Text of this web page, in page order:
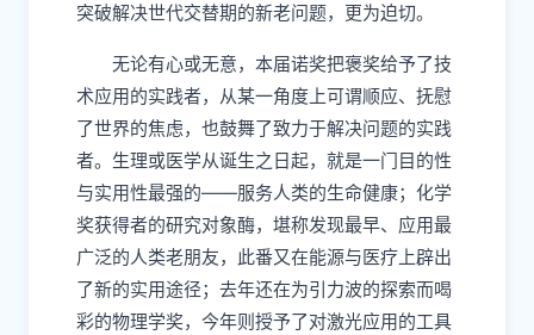
突破解决世代交替期的新老问题，更为迫切。
无论有心或无意，本届诺奖把褒奖给予了技
术应用的实践者，从某一角度上可谓顺应、抚慰
了世界的焦虑，也鼓舞了致力于解决问题的实践
者。生理或医学从诞生之日起，就是一门目的性
与实用性最强的——服务人类的生命健康；化学
奖获得者的研究对象酶，堪称发现最早、应用最
广泛的人类老朋友，此番又在能源与医疗上辟出
了新的实用途径；去年还在为引力波的探索而喝
彩的物理学奖，今年则授予了对激光应用的工具